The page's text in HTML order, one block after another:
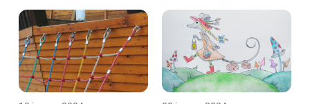
kommer igennem kolde
vi...